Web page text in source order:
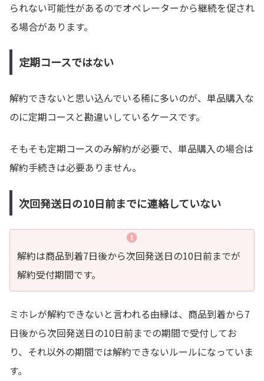
られない可能性があるのでオペレーターから継続を促され
る場合があります。
定期コースではない
解約できないと思い込んでいる稀に多いのが、単品購入な
のに定期コースと勘違いしているケースです。
そもそも定期コースのみ解約が必要で、単品購入の場合は
解約手続きは必要ありません。
次回発送日の10日前までに連絡していない
解約は商品到着7日後から次回発送日の10日前までが
解約受付期間です。
ミホレが解約できないと言われる由縁は、商品到着から7
日後から次回発送日の10日前までの期間で受付してお
り、それ以外の期間では解約できないルールになっていま
す。